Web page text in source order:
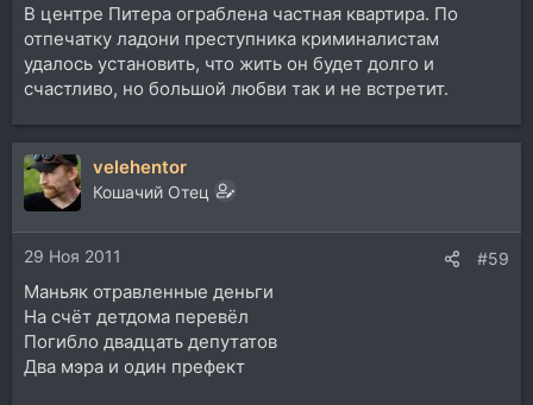
В центре Питера ограблена частная квартира. По
отпечатку ладони преступника криминалистам
удалось установить, что жить он будет долго и
счастливо, но большой любви так и не встретит.
velehentor
Кошачий Отец
29 Ноя 2011 #59
Маньяк отравленные деньги
На счёт детдома перевёл
Погибло двадцать депутатов
Два мэра и один префект